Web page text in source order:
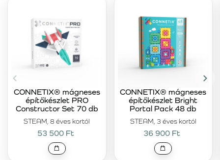
STEAM, 8 éves kortól
CONNETIX® mágneses
építőkészlet PRO
Constructor Set 70 db
53 500 Ft
STEAM, 3 éves kortól
CONNETIX® mágneses
építőkészlet Bright
Portal Pack 48 db
36 900 Ft